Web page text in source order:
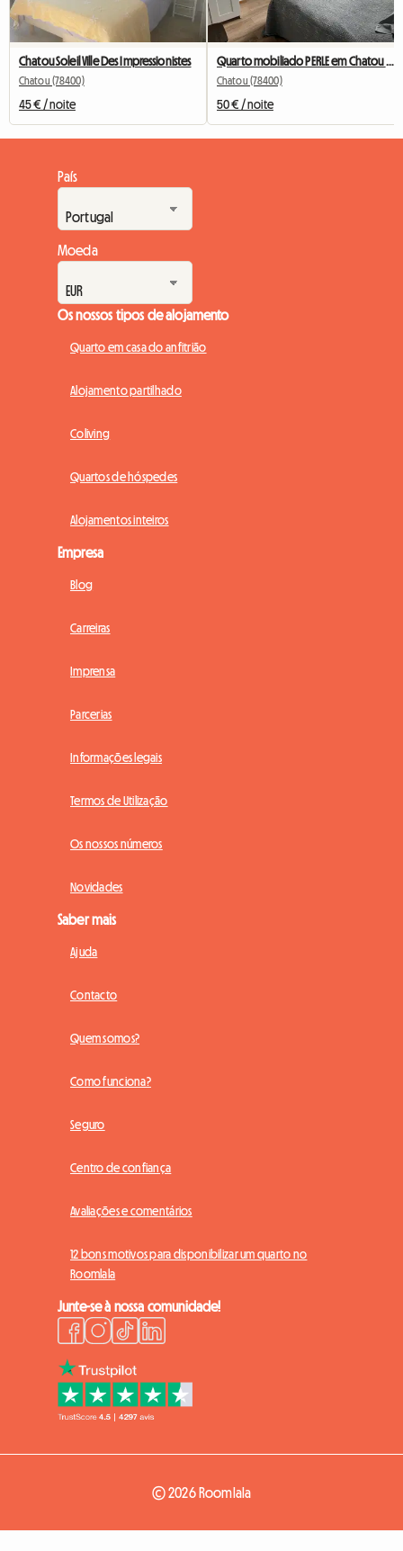
Chatou Soleil Ville Des Impressionistes
Chatou (78400)
45 € / noite
Chatou (78400)
50 € / noite
País
Moeda
Os nossos tipos de alojamento
Quarto em casa do anfitrião
Alojamento partilhado
Coliving
Quartos de hóspedes
Alojamentos inteiros
Empresa
Blog
Carreiras
Imprensa
Parcerias
Informações legais
Termos de Utilização
Os nossos números
Novidades
Saber mais
Ajuda
Contacto
Quem somos?
Como funciona?
Seguro
Centro de confiança
Avaliações e comentários
12 bons motivos para disponibilizar um quarto no
Roomlala
Junte-se à nossa comunidade!
© 2026 Roomlala